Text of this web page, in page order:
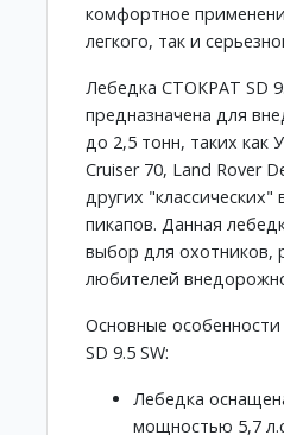
комфортное
легкого, так и
Лебедка СТОКРАТ SD
предназначена для
до 2,5 тонн, таких как
Cruiser 70, Land Rover
других
пикапов. Данная
выбор для охотников,
любителей
Основные
SD 9.5 SW:
Лебедка
мощностью 5,7